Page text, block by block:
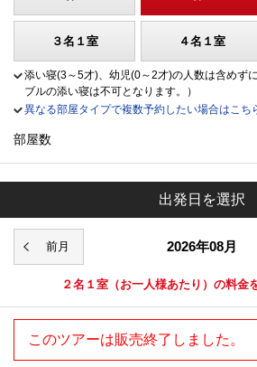
３名１室 ４名１室
添い寝(3～5才)、幼児(0～2才)の人数は含めず
ブルの添い寝は不可となります。）
異なる部屋タイプで複数予約したい場合はこち
部屋数
出発日を選択
2026年08月
２名１室 （お一人様あたり）の料金
このツアーは販売終了しました。